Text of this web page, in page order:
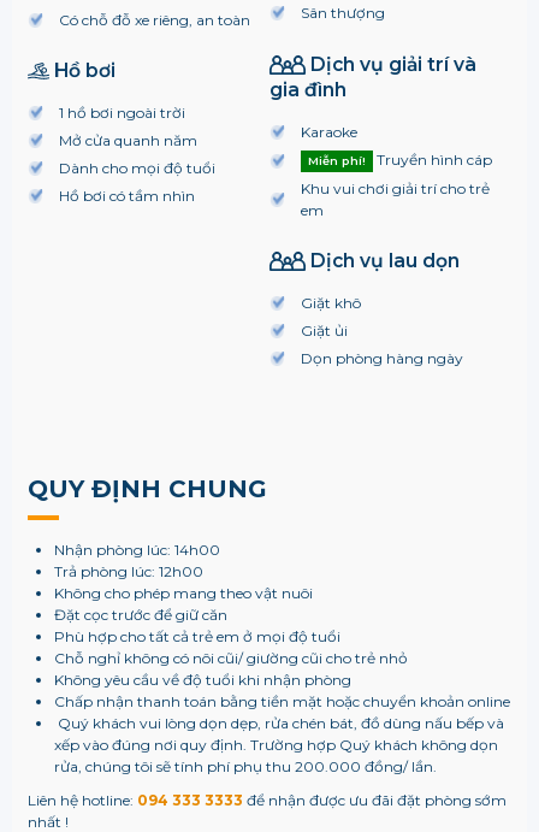
Có chỗ đỗ xe riêng, an toàn
Hồ bơi
1 hồ bơi ngoài trời
Mở cửa quanh năm
Dành cho mọi độ tuổi
Hồ bơi có tầm nhìn
Sân thượng
Dịch vụ giải trí và
gia đình
Karaoke
Miễn phí!
Truyền hình cáp
Khu vui chơi giải trí cho trẻ
em
Dịch vụ lau dọn
Giặt khô
Giặt ủi
Dọn phòng hàng ngày
QUY ĐỊNH CHUNG
Nhận phòng lúc: 14h00
Trả phòng lúc: 12h00
Không cho phép mang theo vật nuôi
Đặt cọc trước để giữ căn
Phù hợp cho tất cả trẻ em ở mọi độ tuổi
Chỗ nghỉ không có nôi cũi/ giường cũi cho trẻ nhỏ
Không yêu cầu về độ tuổi khi nhận phòng
Chấp nhận thanh toán bằng tiền mặt hoặc chuyển khoản online
Quý khách vui lòng dọn dẹp, rửa chén bát, đồ dùng nấu bếp và
xếp vào đúng nơi quy định. Trường hợp Quý khách không dọn
rửa, chúng tôi sẽ tính phí phụ thu 200.000 đồng/ lần.
Liên hệ hotline: 094 333 3333 để nhận được ưu đãi đặt phòng sớm
nhất !